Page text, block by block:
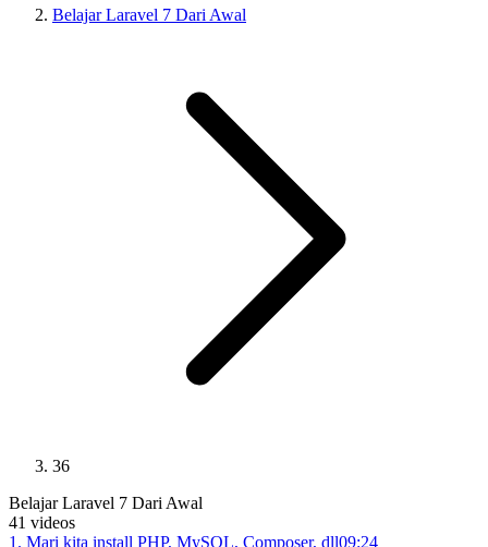
Belajar Laravel 7 Dari Awal
36
Belajar Laravel 7 Dari Awal
41 videos
1 . Mari kita install PHP, MySQL, Composer, dll09:24